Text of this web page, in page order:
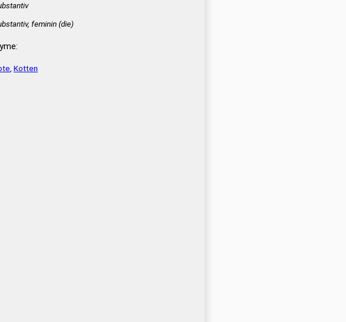
feminin(die)
Kotten